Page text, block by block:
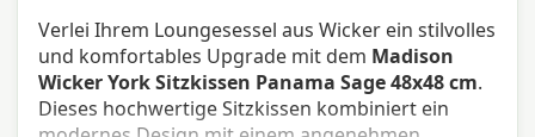
Verlei Ihrem Loungesessel aus Wicker ein stilvolles
und komfortables Upgrade mit dem Madison
Wicker York Sitzkissen Panama Sage 48x48 cm.
Dieses hochwertige Sitzkissen kombiniert ein